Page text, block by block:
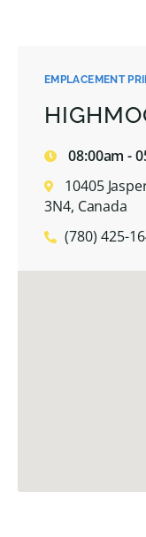
EMPLACEMENT
08:00am -
10405
3N4, Canada
(780) 425-